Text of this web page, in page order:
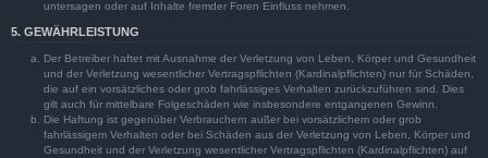
untersagen oder auf Inhalte fremder Foren Einfluss nehmen.
5. GEWÄHRLEISTUNG
Der Betreiber haftet mit Ausnahme der Verletzung von Leben, Körper und Gesundheit
und der Verletzung wesentlicher Vertragspflichten (Kardinalpflichten) nur für Schäden,
die auf ein vorsätzliches oder grob fahrlässiges Verhalten zurückzuführen sind. Dies
gilt auch für mittelbare Folgeschäden wie insbesondere entgangenen Gewinn.
Die Haftung ist gegenüber Verbrauchern außer bei vorsätzlichem oder grob
fahrlässigem Verhalten oder bei Schäden aus der Verletzung von Leben, Körper und
Gesundheit und der Verletzung wesentlicher Vertragspflichten (Kardinalpflichten) auf